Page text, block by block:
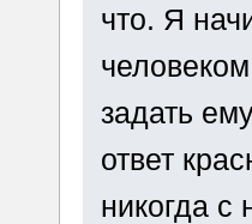
что. Я
задать
ответ
никогда с